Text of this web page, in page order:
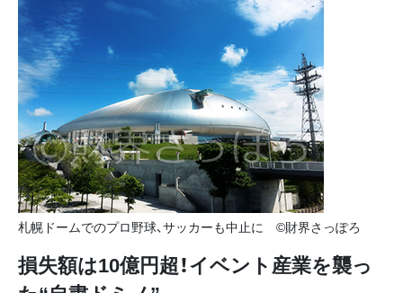
札幌ドームでのプロ野球、サッカーも中止に ©財界さっぽろ
損失額は10億円超！イベント産業を襲っ